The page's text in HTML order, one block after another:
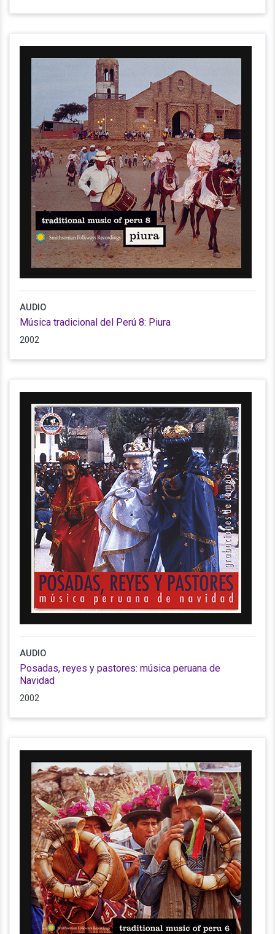
AUDIO
Música tradicional del Perú 8: Piura
2002
AUDIO
Posadas, reyes y pastores: música peruana de
Navidad
2002